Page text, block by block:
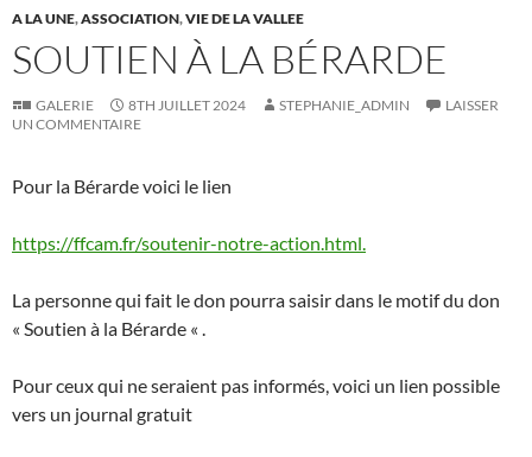
A LA UNE,ASSOCIATION,VIE DE LA VALLEE
SOUTIEN À LA BÉRARDE
GALERIE 8TH JUILLET 2024 STEPHANIE_ADMIN
LAISSER
UN COMMENTAIRE
Pour la Bérarde voici le lien
https://ffcam.fr/soutenir-notre-action.html.
La personne qui fait le don pourra saisir dans le motif du don
« Soutien à la Bérarde « .
Pour ceux qui ne seraient pas informés, voici un lien possible
vers un journal gratuit